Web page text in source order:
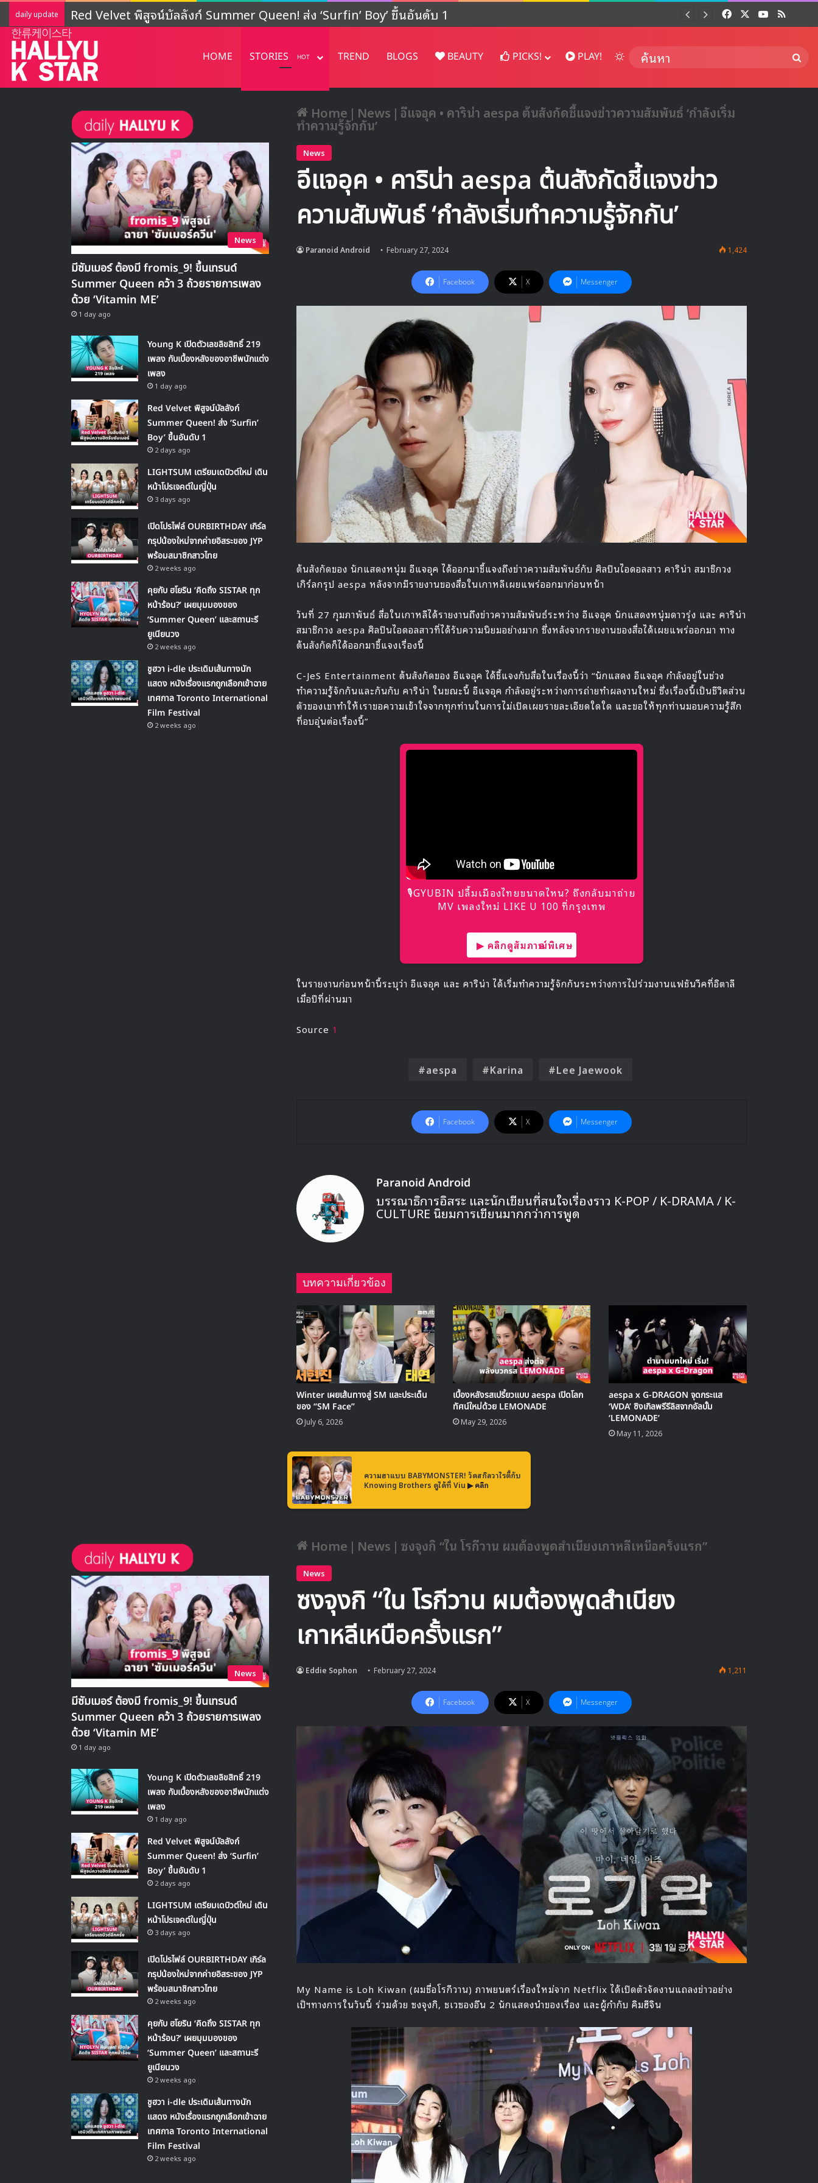
daily update LIGHTSUM เตรียมเดบิวต์ใหม่ เดินหน้าโปรเจคต์ในญี่ปุ่น FacebookYouTube
RSS
HOME STORIES HOT TREND BLOGS BEAUTY PICKS! PLAY! Switch skin
Home | News | อีแจอุค • คาริน่า aespa ต้นสังกัดชี้แจงข่าวความสัมพันธ์ ‘กำลังเริ่ม
ทำความรู้จักกัน’
News
อีแจอุค • คาริน่า aespa ต้นสังกัดชี้แจงข่าว
ความสัมพันธ์ ‘กำลังเริ่มทำความรู้จักกัน’
Paranoid Android February 27, 2024 1,424
Facebook X Messenger
ต้นสังกัดของ นักแสดงหนุ่ม อีแจอุค ได้ออกมาชี้แจงถึงข่าวความสัมพันธ์กับ ศิลปินไอดอลสาว คาริน่า สมาชิกวง
เกิร์ลกรุป aespa หลังจากมีรายงานของสื่อในเกาหลีเผยแพร่ออกมาก่อนหน้า
วันที่ 27 กุมภาพันธ์ สื่อในเกาหลีได้รายงานถึงข่าวความสัมพันธ์ระหว่าง อีแจอุค นักแสดงหนุ่มดาวรุ่ง และ คาริน่า
สมาชิกวง aespa ศิลปินไอดอลสาวที่ได้รับความนิยมอย่างมาก ซึ่งหลังจากรายงานของสื่อได้เผยแพร่ออกมา ทาง
ต้นสังกัดก็ได้ออกมาชี้แจงเรื่องนี้
C-JeS Entertainment ต้นสังกัดของ อีแจอุค ได้ชี้แจงกับสื่อในเรื่องนี้ว่า “นักแสดง อีแจอุค กำลังอยู่ในช่วง
ทำความรู้จักกันและกันกับ คาริน่า ในขณะนี้ อีแจอุค กำลังอยู่ระหว่างการถ่ายทำผลงานใหม่ ซึ่งเรื่องนี้เป็นชีวิตส่วน
ตัวของเขาทำให้เราขอความเข้าใจจากทุกท่านในการไม่เปิดเผยรายละเอียดใดใด และขอให้ทุกท่านมอบความรู้สึก
ที่อบอุ่นต่อเรื่องนี้”
🎙GYUBIN ปลื้มเมืองไทยขนาดไหน? ถึงกลับมาถ่าย
MV เพลงใหม่ LIKE U 100 ที่กรุงเทพ
▶ คลิกดูสัมภาษณ์พิเศษ
ในรายงานก่อนหน้านี้ระบุว่า อีแจอุค และ คาริน่า ได้เริ่มทำความรู้จักกันระหว่างการไปร่วมงานแฟชันวีคที่อิตาลี
เมื่อปีที่ผ่านมา
Source 1
aespa Karina Lee Jaewook
Facebook X Messenger
Paranoid Android
บรรณาธิการอิสระ และนักเขียนที่สนใจเรื่องราว K-POP / K-DRAMA / K-
CULTURE นิยมการเขียนมากกว่าการพูด
บทความเกี่ยวข้อง
Winter เผยเส้นทางสู่ SM และประเด็น
ของ “SM Face”
July 6, 2026
เบื้องหลังรสเปรี้ยวแบบ aespa เปิดโลก
ทัศน์ใหม่ด้วย LEMONADE
May 29, 2026
aespa x G-DRAGON จุดกระแส
‘WDA’ ซิงเกิลพรีรีลิสจากอัลบั้ม
‘LEMONADE’
May 11, 2026
News
มีซัมเมอร์ ต้องมี fromis_9! ขึ้นเทรนด์
Summer Queen คว้า 3 ถ้วยรายการเพลง
ด้วย ‘Vitamin ME’
1 day ago
Young K เปิดตัวเลขลิขสิทธิ์ 219
เพลง กับเบื้องหลังของอาชีพนักแต่ง
เพลง
1 day ago
Red Velvet พิสูจน์บัลลังก์
Summer Queen! ส่ง ‘Surfin’
Boy’ ขึ้นอันดับ 1
2 days ago
LIGHTSUM เตรียมเดบิวต์ใหม่ เดิน
หน้าโปรเจคต์ในญี่ปุ่น
3 days ago
เปิดโปรไฟล์ OURBIRTHDAY เกิร์ล
กรุปน้องใหม่จากค่ายอิสระของ JYP
พร้อมสมาชิกสาวไทย
2 weeks ago
คุยกับ ฮโยริน ‘คิดถึง SISTAR ทุก
หน้าร้อน?’ เผยมุมมองของ
‘Summer Queen’ และสถานะรี
ยูเนียนวง
2 weeks ago
ชูฮวา i-dle ประเดิมเส้นทางนัก
แสดง หนังเรื่องแรกถูกเลือกเข้าฉาย
เทศกาล Toronto International
Film Festival
2 weeks ago
ความฮาแบบ BABYMONSTER! วัดสกิลวาไรตี้กับ
Knowing Brothers ดูได้ที่ Viu ▶ คลิก